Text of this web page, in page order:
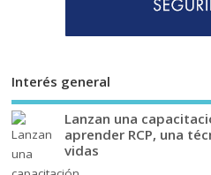
Interés general
Lanzan una
aprender RCP, una
vidas